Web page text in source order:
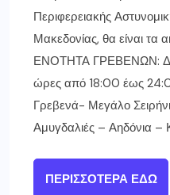
Περιφερειακής
Μακεδονίας, θα είναι
ΕΝΟΤΗΤΑ ΓΡΕΒΕΝΩΝ:
ώρες από 18:00 έως
Γρεβενά- Μεγάλο
Αμυγδαλιές – Αηδόνια –
ΠΕΡΙΣΣΌΤΕΡΑ ΕΔΏ